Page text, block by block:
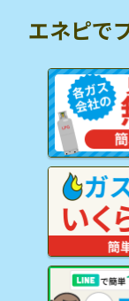
エネピで